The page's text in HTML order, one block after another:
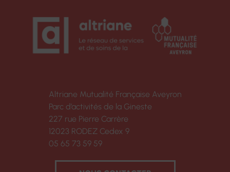
Altriane Mutualité Française Aveyron
Parc d’activités de la Gineste
227 rue Pierre Carrère
12023 RODEZ Cedex 9
05 65 73 59 59